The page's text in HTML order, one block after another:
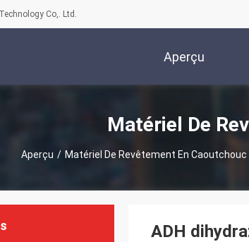
Co,. Ltd.
Aperçu
Matériel De
Aperçu / Matériel De Revêtement En Caoutchouc
ADH